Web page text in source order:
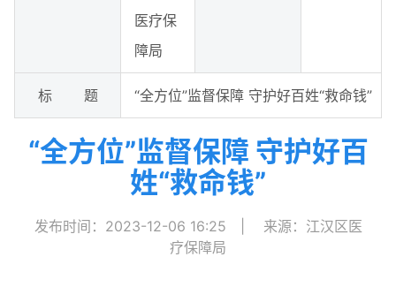
医疗保
障局
标 题 “全方位”监督保障 守护好百姓“救命钱”
“全方位”监督保障 守护好百
姓“救命钱”
发布时间：2023-12-06 16:25
来源：江汉区医
疗保障局